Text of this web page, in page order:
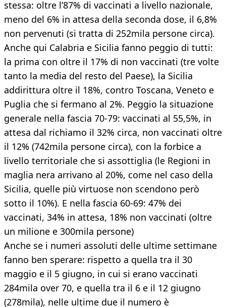
stessa: oltre l’87% di vaccinati a livello nazionale,
meno del 6% in attesa della seconda dose, il 6,8%
non pervenuti (si tratta di 252mila persone circa).
Anche qui Calabria e Sicilia fanno peggio di tutti:
la prima con oltre il 17% di non vaccinati (tre volte
tanto la media del resto del Paese), la Sicilia
addirittura oltre il 18%, contro Toscana, Veneto e
Puglia che si fermano al 2%. Peggio la situazione
generale nella fascia 70-79: vaccinati al 55,5%, in
attesa dal richiamo il 32% circa, non vaccinati oltre
il 12% (742mila persone circa), con la forbice a
livello territoriale che si assottiglia (le Regioni in
maglia nera arrivano al 20%, come nel caso della
Sicilia, quelle più virtuose non scendono però
sotto il 10%). E nella fascia 60-69: 47% dei
vaccinati, 34% in attesa, 18% non vaccinati (oltre
un milione e 300mila persone)
Anche se i numeri assoluti delle ultime settimane
fanno ben sperare: rispetto a quella tra il 30
maggio e il 5 giugno, in cui si erano vaccinati
284mila over 70, e quella tra il 6 e il 12 giugno
(278mila), nelle ultime due il numero è